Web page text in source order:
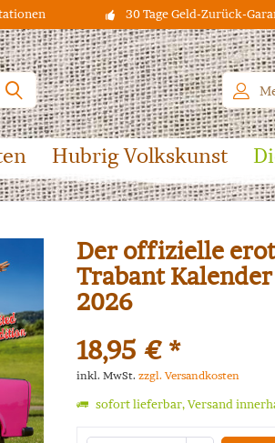
30 Tage Geld-Zurück-
Hubrig Volkskunst
Der offizielle
Trabant Kalender
2026
18,95 € *
inkl. MwSt. zzgl. Versandkosten
sofort lieferbar, Versand